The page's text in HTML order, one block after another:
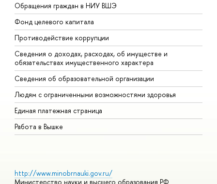
Обращения граждан в НИУ ВШЭ
Фонд целевого капитала
Противодействие коррупции
Сведения о доходах, расходах, об имуществе и
обязательствах имущественного характера
Сведения об образовательной организации
Людям с ограниченными возможностями здоровья
Единая платежная страница
Работа в Вышке
http://www.minobrnauki.gov.ru/
Министерство науки и высшего образования РФ